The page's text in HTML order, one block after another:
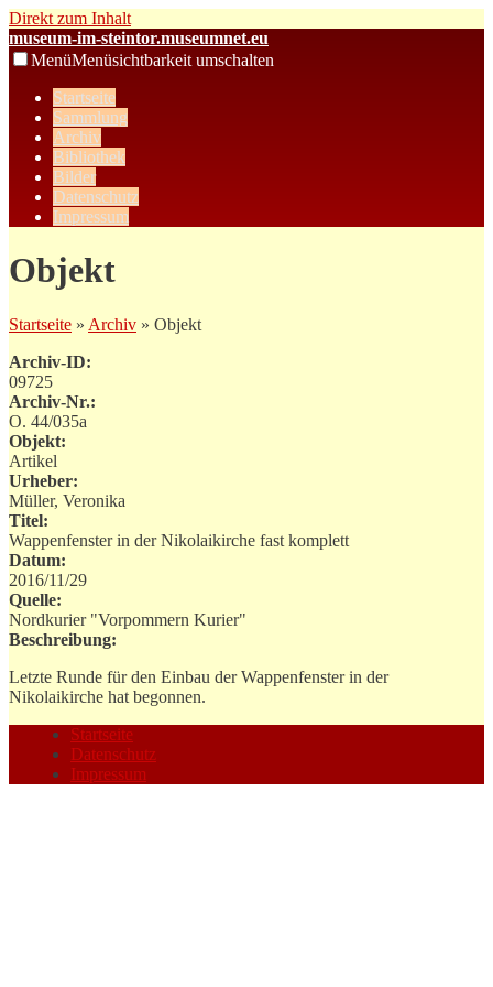
Direkt zum Inhalt
museum-im-steintor.museumnet.eu
MenüMenüsichtbarkeit umschalten
Startseite
Sammlung
Archiv
Bibliothek
Bilder
Datenschutz
Impressum
Objekt
Startseite » Archiv » Objekt
Archiv-ID:
09725
Archiv-Nr.:
O. 44/035a
Objekt:
Artikel
Urheber:
Müller, Veronika
Titel:
Wappenfenster in der Nikolaikirche fast komplett
Datum:
2016/11/29
Quelle:
Nordkurier "Vorpommern Kurier"
Beschreibung:
Letzte Runde für den Einbau der Wappenfenster in der
Nikolaikirche hat begonnen.
Startseite
Datenschutz
Impressum